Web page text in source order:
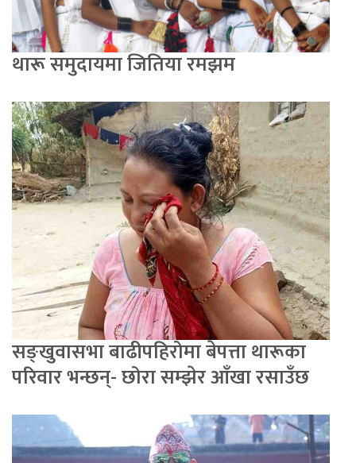
थारू समुदायमा जितिया रमझम
सङ्खुवासभा बाढीपहिरोमा बेपत्ता थारूका
परिवार भन्छन्- छोरा सम्झेर आँखा रसाउँछ